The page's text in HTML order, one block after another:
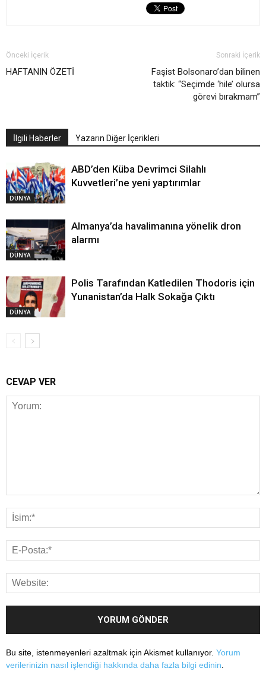
Önceki İçerik
HAFTANIN ÖZETİ
Sonraki İçerik
Faşist Bolsonaro’dan bilinen
taktik: “Seçimde ‘hile’ olursa
görevi bırakmam”
İlgili Haberler Yazarın Diğer İçerikleri
DÜNYA
ABD’den Küba Devrimci Silahlı
Kuvvetleri’ne yeni yaptırımlar
DÜNYA
Almanya’da havalimanına yönelik dron
alarmı
DÜNYA
Polis Tarafından Katledilen Thodoris için
Yunanistan’da Halk Sokağa Çıktı
CEVAP VER
Bu site, istenmeyenleri azaltmak için Akismet kullanıyor. Yorum
verilerinizin nasıl işlendiği hakkında daha fazla bilgi edinin.